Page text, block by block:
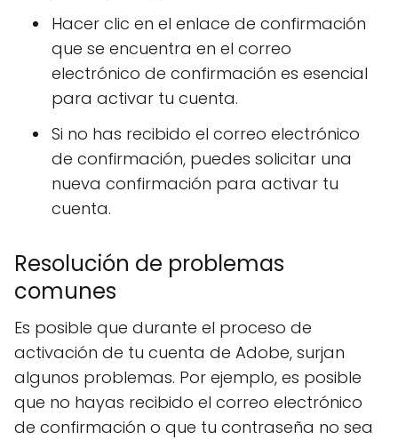
Hacer clic en el enlace de confirmación
que se encuentra en el correo
electrónico de confirmación es esencial
para activar tu cuenta.
Si no has recibido el correo electrónico
de confirmación, puedes solicitar una
nueva confirmación para activar tu
cuenta.
Resolución de problemas
comunes
Es posible que durante el proceso de
activación de tu cuenta de Adobe, surjan
algunos problemas. Por ejemplo, es posible
que no hayas recibido el correo electrónico
de confirmación o que tu contraseña no sea